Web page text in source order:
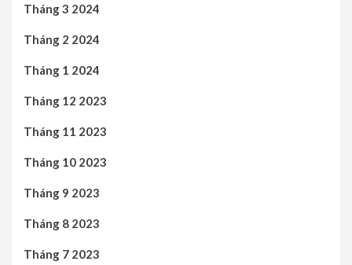
Tháng 3 2024
Tháng 2 2024
Tháng 1 2024
Tháng 12 2023
Tháng 11 2023
Tháng 10 2023
Tháng 9 2023
Tháng 8 2023
Tháng 7 2023